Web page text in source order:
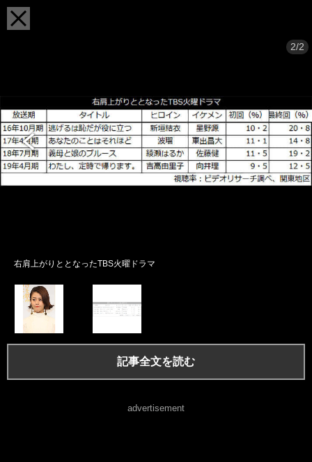
2/2
右肩上がりととなったTBS火曜ドラマ
記事全文を読む
advertisement